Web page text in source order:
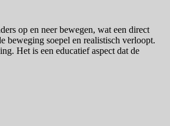
op en neer bewegen, wat een direct
beweging soepel en realistisch verloopt.
Het is een educatief aspect dat de